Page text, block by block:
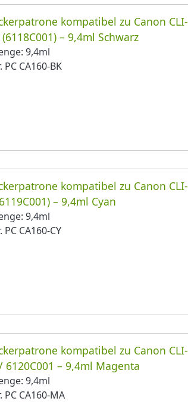
kompatibel zu Canon CLI-
(6118C001) – 9,4ml Schwarz
9,4ml
PC CA160-BK
kompatibel zu Canon CLI-
– 9,4ml Cyan
9,4ml
PC CA160-CY
kompatibel zu Canon CLI-
6120C001 – 9,4ml Magenta
9,4ml
PC CA160-MA